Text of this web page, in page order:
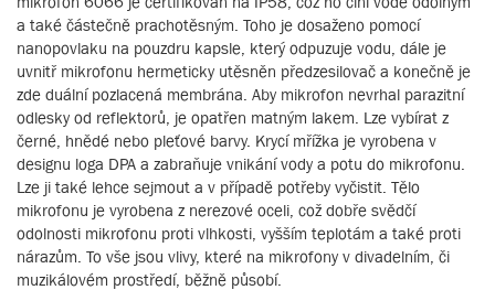
a také částečně prachotěsným. Toho je dosaženo pomocí
nanopovlaku na pouzdru kapsle, který odpuzuje vodu, dále je
uvnitř mikrofonu hermeticky utěsněn předzesilovač a konečně je
zde duální pozlacená membrána. Aby mikrofon nevrhal parazitní
odlesky od reflektorů, je opatřen matným lakem. Lze vybírat z
černé, hnědé nebo pleťové barvy. Krycí mřížka je vyrobena v
designu loga DPA a zabraňuje vnikání vody a potu do mikrofonu.
Lze ji také lehce sejmout a v případě potřeby vyčistit. Tělo
mikrofonu je vyrobena z nerezové oceli, což dobře svědčí
odolnosti mikrofonu proti vlhkosti, vyšším teplotám a také proti
nárazům. To vše jsou vlivy, které na mikrofony v divadelním, či
muzikálovém prostředí, běžně působí.